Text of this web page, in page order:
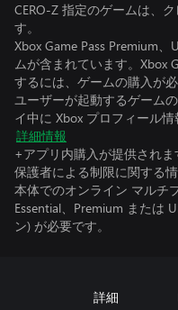
CERO-Z 指定のゲームは、
す。
Xbox Game Pass Premium
ムが含まれています。Xbox
するには、ゲームの購入が必
ユーザーが起動するゲーム
イ中に Xbox プロフィール
詳細情報
+アプリ内購入が提供されま
保護者による制限に関する情
本体でのオンライン マルチ
Essential、Premium または
ン) が必要です。
詳細